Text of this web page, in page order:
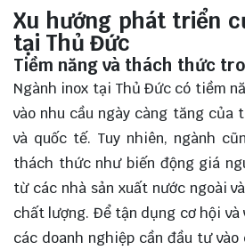
Xu hướng phát triển
tại Thủ Đức
Tiềm năng và thách thức
Ngành inox tại Thủ Đức có tiềm
vào nhu cầu ngày càng tăng
và quốc tế. Tuy nhiên, ngành
thách thức như biến động giá
từ các nhà sản xuất nước ngoài
chất lượng. Để tận dụng cơ hội
các doanh nghiệp cần đầu tư vào